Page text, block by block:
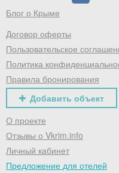
Блог о Крыме
Договор оферты
Пользовательское
Политика
Правила бронирования
Добавить объект
О проекте
Отзывы о Vkrim.info
Личный кабинет
Предложение для отелей